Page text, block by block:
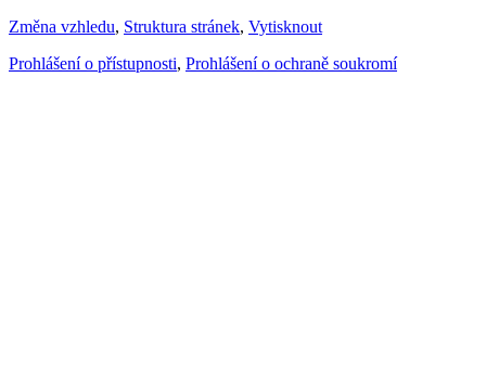
Změna vzhledu, Struktura stránek, Vytisknout
Prohlášení o přístupnosti, Prohlášení o ochraně soukromí